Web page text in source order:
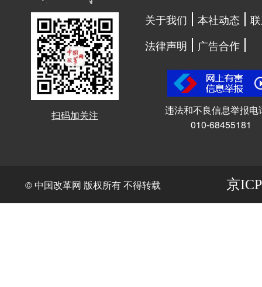
扫码加关注
关于我们 本社动态
法律声明
广告合作
违法和不良信息举报电
010-68455181
© 中国改革网 版权所有 不得转载 京